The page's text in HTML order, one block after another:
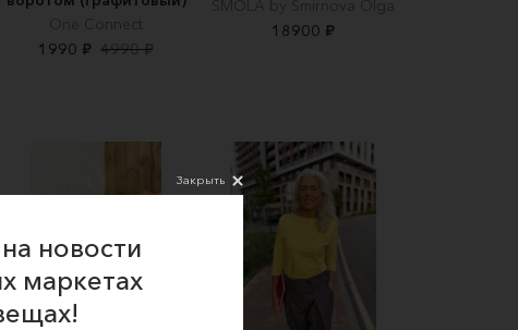
One Connect
1990 ₽ 4990 ₽
SMOLA by Smirnova Olga
18900 ₽
Закрыть
новости
маркетах